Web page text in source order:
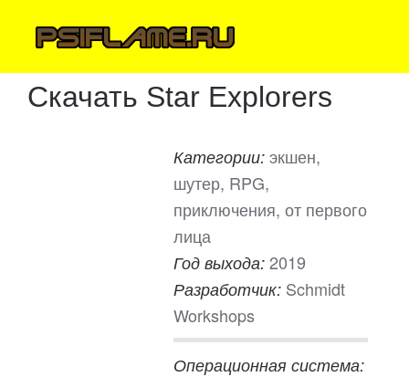
Скачать Star Explorers
Категории: экшен,
шутер, RPG,
приключения, от первого
лица
Год выхода: 2019
Разработчик: Schmidt
Workshops
Операционная система: